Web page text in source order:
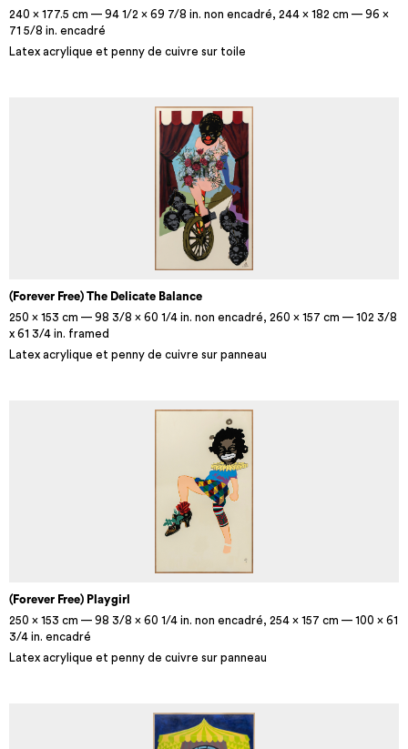
240 x 177.5 cm — 94 1/2 x 69 7/8 in. non encadré, 244 x 182 cm — 96 x
71 5/8 in. encadré
Latex acrylique et penny de cuivre sur toile
(Forever Free) The Delicate Balance
250 x 153 cm — 98 3/8 x 60 1/4 in. non encadré, 260 x 157 cm — 102 3/8
x 61 3/4 in. framed
Latex acrylique et penny de cuivre sur panneau
(Forever Free) Playgirl
250 x 153 cm — 98 3/8 x 60 1/4 in. non encadré, 254 x 157 cm — 100 x 61
3/4 in. encadré
Latex acrylique et penny de cuivre sur panneau